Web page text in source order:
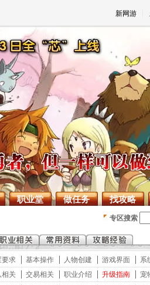
新网游
职业堂 做任务 找攻略